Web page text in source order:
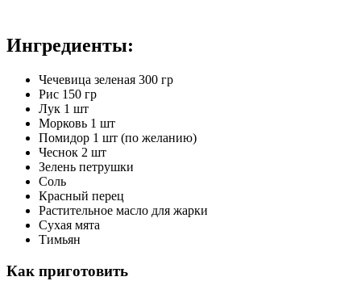
Ингредиенты:
Чечевица зеленая 300 гр
Рис 150 гр
Лук 1 шт
Морковь 1 шт
Помидор 1 шт (по желанию)
Чеснок 2 шт
Зелень петрушки
Соль
Красный перец
Растительное масло для жарки
Сухая мята
Тимьян
Как приготовить